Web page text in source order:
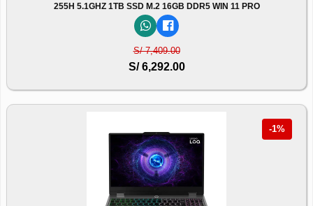
255H 5.1GHZ 1TB SSD M.2 16GB DDR5 WIN 11 PRO
S/ 7,409.00
S/ 6,292.00
-1%